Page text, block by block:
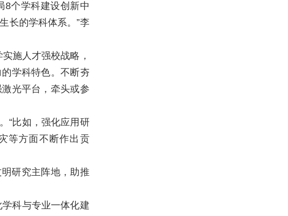
8个学科建设创新中
长的学科体系。”李
施人才强校战略，
学科特色。不断夯
光平台，牵头或参
“比如，强化应用研
等方面不断作出贡
研究主阵地，助推
科与专业一体化建